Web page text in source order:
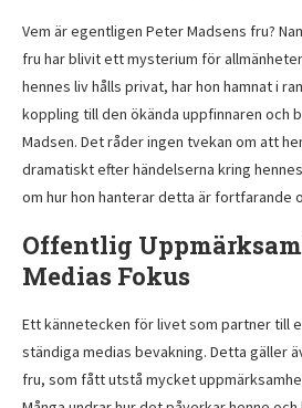
Vem är egentligen Peter Madsens fru?
fru har blivit ett mysterium för
hennes liv hålls privat, har hon hamnat i
koppling till den ökända uppfinnaren och
Madsen. Det råder ingen tvekan om att
dramatiskt efter händelserna kring
om hur hon hanterar detta är fortfarande
Offentlig
Medias Fokus
Ett kännetecken för livet som partner till
ständiga medias bevakning. Detta gäller
fru, som fått utstå mycket